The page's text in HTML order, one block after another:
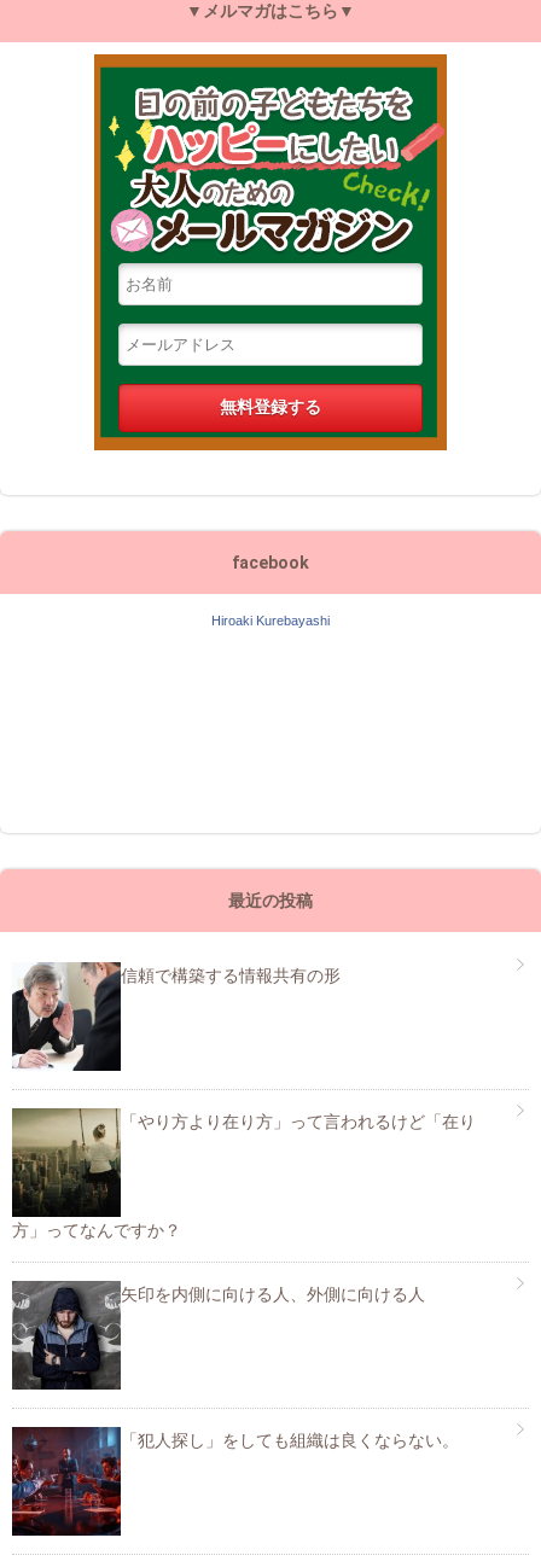
▼メルマガはこちら▼
facebook
Hiroaki Kurebayashi
最近の投稿
信頼で構築する情報共有の形
「やり方より在り方」って言われるけど「在り
方」ってなんですか？
矢印を内側に向ける人、外側に向ける人
「犯人探し」をしても組織は良くならない。